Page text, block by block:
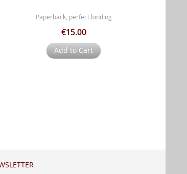
Paperback, perfect binding
€15.00
Add to Cart